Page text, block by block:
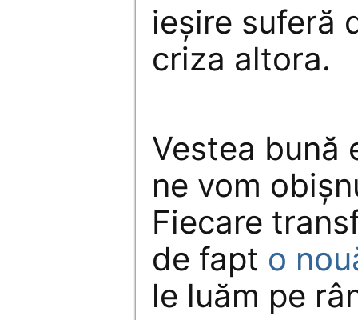
ieşire suferă
criza altora.
Vestea bună
ne vom
Fiecare
de fapt o
le luăm pe